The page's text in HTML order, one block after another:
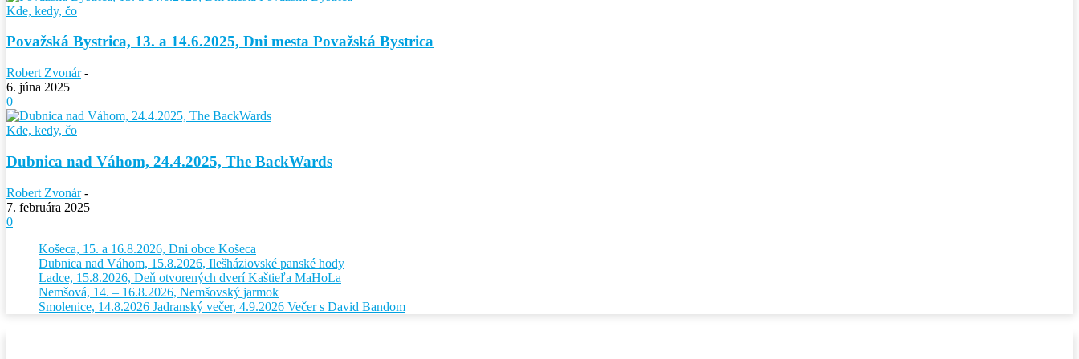
Kde, kedy, čo
Považská Bystrica, 13. a 14.6.2025, Dni mesta Považská Bystrica
Robert Zvonár -
6. júna 2025
0
Kde, kedy, čo
Dubnica nad Váhom, 24.4.2025, The BackWards
Robert Zvonár -
7. februára 2025
0
Košeca, 15. a 16.8.2026, Dni obce Košeca
Dubnica nad Váhom, 15.8.2026, Ilešháziovské panské hody
Ladce, 15.8.2026, Deň otvorených dverí Kaštieľa MaHoLa
Nemšová, 14. – 16.8.2026, Nemšovský jarmok
Smolenice, 14.8.2026 Jadranský večer, 4.9.2026 Večer s David Bandom